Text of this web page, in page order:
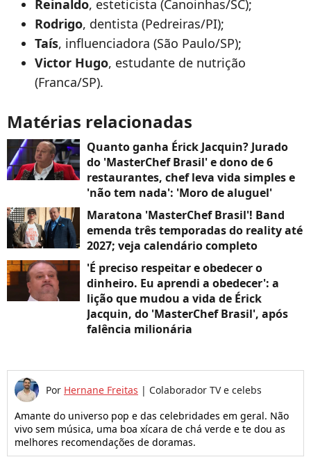
Reinaldo, esteticista (Canoinhas/SC);
Rodrigo, dentista (Pedreiras/PI);
Taís, influenciadora (São Paulo/SP);
Victor Hugo, estudante de nutrição
(Franca/SP).
Matérias relacionadas
Quanto ganha Érick Jacquin? Jurado
do 'MasterChef Brasil' e dono de 6
restaurantes, chef leva vida simples e
'não tem nada': 'Moro de aluguel'
Maratona 'MasterChef Brasil'! Band
emenda três temporadas do reality até
2027; veja calendário completo
'É preciso respeitar e obedecer o
dinheiro. Eu aprendi a obedecer': a
lição que mudou a vida de Érick
Jacquin, do 'MasterChef Brasil', após
falência milionária
Por Hernane Freitas | Colaborador TV e celebs
Amante do universo pop e das celebridades em geral. Não
vivo sem música, uma boa xícara de chá verde e te dou as
melhores recomendações de doramas.